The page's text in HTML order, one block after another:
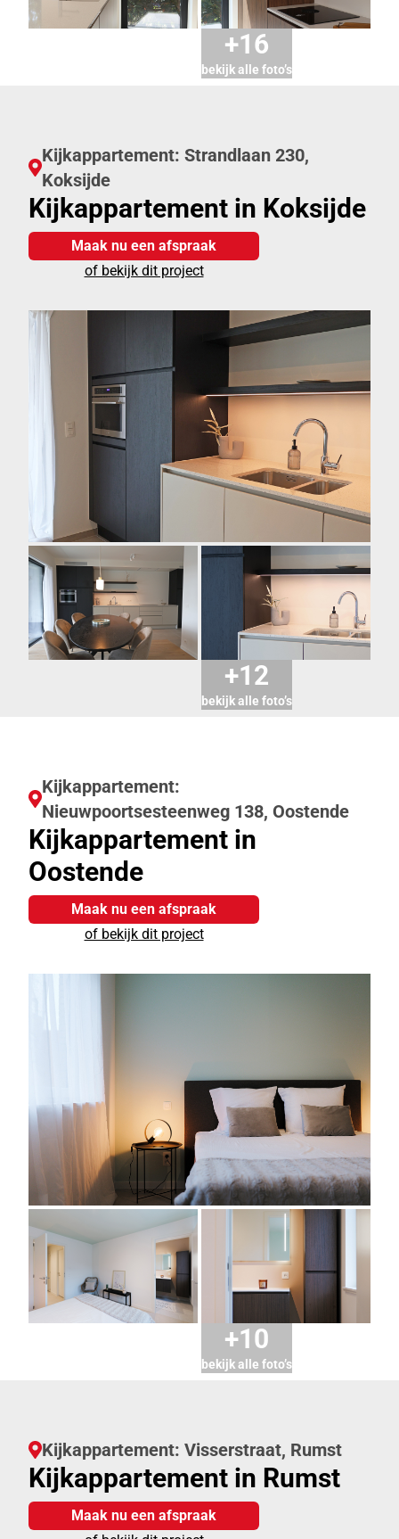
+16
bekijk alle foto’s
Kijkappartement: Strandlaan 230,
Koksijde
Kijkappartement in Koksijde
Maak nu een afspraak
of bekijk dit project
+12
bekijk alle foto’s
Kijkappartement:
Nieuwpoortsesteenweg 138, Oostende
Kijkappartement in
Oostende
Maak nu een afspraak
of bekijk dit project
+10
bekijk alle foto’s
Kijkappartement: Visserstraat, Rumst
Kijkappartement in Rumst
Maak nu een afspraak